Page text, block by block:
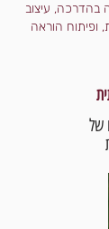
של למעלה מ-30 שנה בהדרכה, עיצוב
ופיתוח הוראה
של